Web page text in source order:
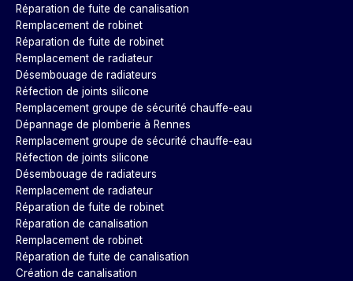
Réparation de fuite de canalisation
Remplacement de robinet
Réparation de fuite de robinet
Remplacement de radiateur
Désembouage de radiateurs
Réfection de joints silicone
Remplacement groupe de sécurité chauffe-eau
Dépannage de plomberie à Rennes
Remplacement groupe de sécurité chauffe-eau
Réfection de joints silicone
Désembouage de radiateurs
Remplacement de radiateur
Réparation de fuite de robinet
Réparation de canalisation
Remplacement de robinet
Réparation de fuite de canalisation
Création de canalisation